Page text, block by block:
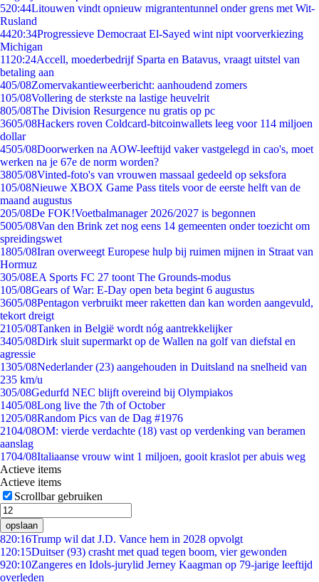
520:44Litouwen vindt opnieuw migrantentunnel onder grens met Wit-
Rusland
4420:34Progressieve Democraat El-Sayed wint nipt voorverkiezing
Michigan
11 20:24Accell, moederbedrijf Sparta en Batavus, vraagt uitstel van
betaling aan
405/08Zomervakantieweerbericht: aanhoudend zomers
105/08Vollering de sterkste na lastige heuvelrit
805/08The Division Resurgence nu gratis op pc
3605/08Hackers roven Coldcard-bitcoinwallets leeg voor 114 miljoen
dollar
4505/08Doorwerken na AOW-leeftijd vaker vastgelegd in cao's, moet
werken na je 67e de norm worden?
3805/08Vinted-foto's van vrouwen massaal gedeeld op seksfora
105/08Nieuwe XBOX Game Pass titels voor de eerste helft van de
maand augustus
205/08De FOK!Voetbalmanager 2026/2027 is begonnen
5005/08Van den Brink zet nog eens 14 gemeenten onder toezicht om
spreidingswet
1805/08Iran overweegt Europese hulp bij ruimen mijnen in Straat van
Hormuz
305/08EA Sports FC 27 toont The Grounds-modus
105/08Gears of War: E-Day open beta begint 6 augustus
3605/08Pentagon verbruikt meer raketten dan kan worden aangevuld,
tekort dreigt
2105/08Tanken in België wordt nóg aantrekkelijker
3405/08Dirk sluit supermarkt op de Wallen na golf van diefstal en
agressie
1305/08Nederlander (23) aangehouden in Duitsland na snelheid van
235 km/u
305/08Gedurfd NEC blijft overeind bij Olympiakos
1405/08Long live the 7th of October
1205/08Random Pics van de Dag #1976
2104/08OM: vierde verdachte (18) vast op verdenking van beramen
aanslag
1704/08Italiaanse vrouw wint 1 miljoen, gooit kraslot per abuis weg
Actieve items
Actieve items
Scrollbar gebruiken
opslaan
820:16Trump wil dat J.D. Vance hem in 2028 opvolgt
1 20:15Duitser (93) crasht met quad tegen boom, vier gewonden
920:10Zangeres en Idols-jurylid Jerney Kaagman op 79-jarige leeftijd
overleden